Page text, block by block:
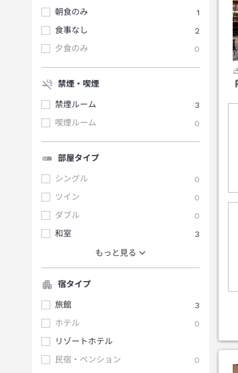
朝食のみ
1
食事なし
2
夕食のみ
0
禁煙・喫煙
禁煙ルーム
3
喫煙ルーム
0
部屋タイプ
シングル
0
ツイン
0
ダブル
0
和室
3
もっと見る
宿タイプ
旅館
3
ホテル
0
リゾートホテル
民宿・ペンション
0